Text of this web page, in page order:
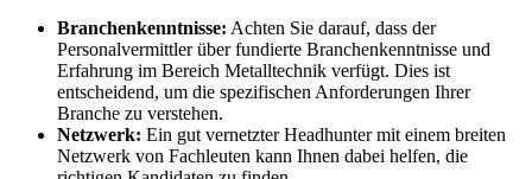
Branchenkenntnisse: Achten Sie darauf, dass der
Personalvermittler über fundierte Branchenkenntnisse und
Erfahrung im Bereich Metalltechnik verfügt. Dies ist
entscheidend, um die spezifischen Anforderungen Ihrer
Branche zu verstehen.
Netzwerk: Ein gut vernetzter Headhunter mit einem breiten
Netzwerk von Fachleuten kann Ihnen dabei helfen, die